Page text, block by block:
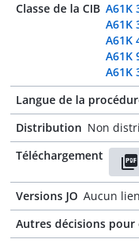
Classe de la CIB A61K
A61K
A61K
A61K
A61K
Langue de la
Distribution Non
Téléchargement
Versions JO Aucun
Autres décisions pour